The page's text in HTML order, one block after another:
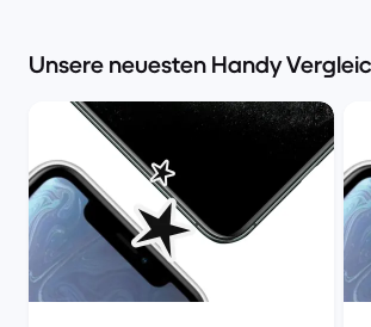
Unsere neuesten Handy